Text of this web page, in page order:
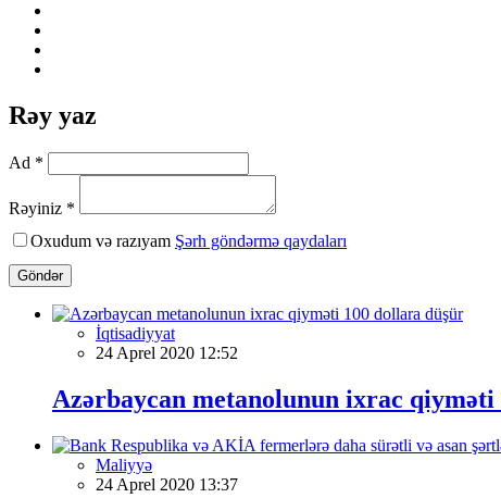
Rəy yaz
Ad *
Rəyiniz *
Oxudum və razıyam Şərh göndərmə qaydaları
Göndər
İqtisadiyyat
24 Aprel 2020 12:52
Azərbaycan metanolunun ixrac
Maliyyə
24 Aprel 2020 13:37